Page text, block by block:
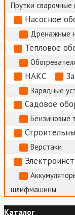
Прутки сварочные
Насосное
Дренажные
Тепловое
НАКС
Зарядные
Садовое
Бензиновые
Верстаки
шлифмашины
Каталог